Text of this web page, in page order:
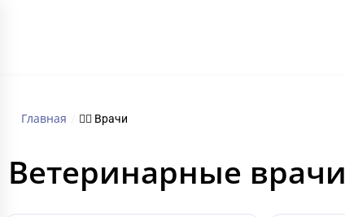
Главная 🧑‍⚕️ Врачи
Ветеринарные врачи